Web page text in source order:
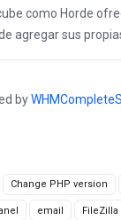
Change PHP version
email FileZilla
como Horde
agregar sus
by